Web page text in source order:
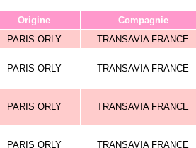
Origine Compagnie
PARIS ORLY TRANSAVIA FRANCE
PARIS ORLY TRANSAVIA FRANCE
PARIS ORLY TRANSAVIA FRANCE
PARIS ORLY TRANSAVIA FRANCE